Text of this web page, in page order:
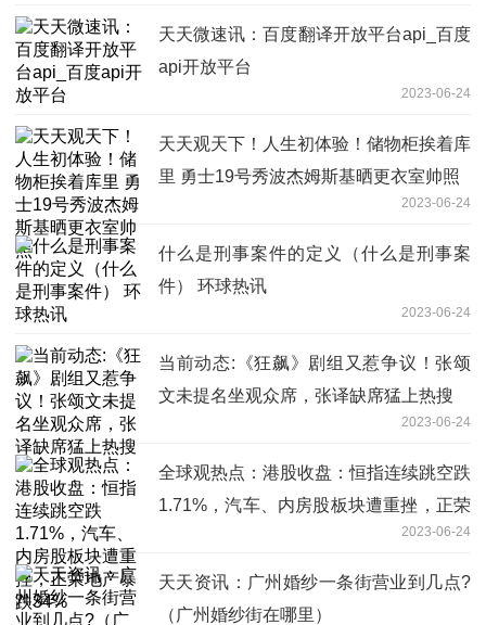
天天微速讯：百度翻译开放平台api_百度
api开放平台
2023-06-24
天天观天下！人生初体验！储物柜挨着库
里 勇士19号秀波杰姆斯基晒更衣室帅照
2023-06-24
什么是刑事案件的定义（什么是刑事案
件） 环球热讯
2023-06-24
当前动态:《狂飙》剧组又惹争议！张颂
文未提名坐观众席，张译缺席猛上热搜
2023-06-24
全球观热点：港股收盘：恒指连续跳空跌
1.71%，汽车、内房股板块遭重挫，正荣
2023-06-24
天天资讯：广州婚纱一条街营业到几点?
（广州婚纱街在哪里）